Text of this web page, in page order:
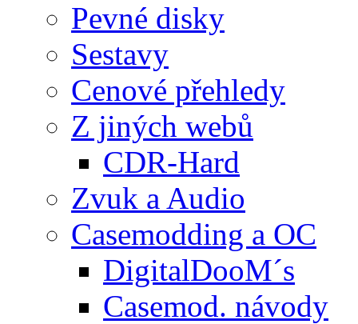
Pevné disky
Sestavy
Cenové přehledy
Z jiných webů
CDR-Hard
Zvuk a Audio
Casemodding a OC
DigitalDooM´s
Casemod. návody